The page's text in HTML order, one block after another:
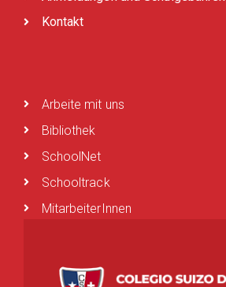
Kontakt
Arbeite mit uns
Bibliothek
SchoolNet
Schooltrack
MitarbeiterInnen